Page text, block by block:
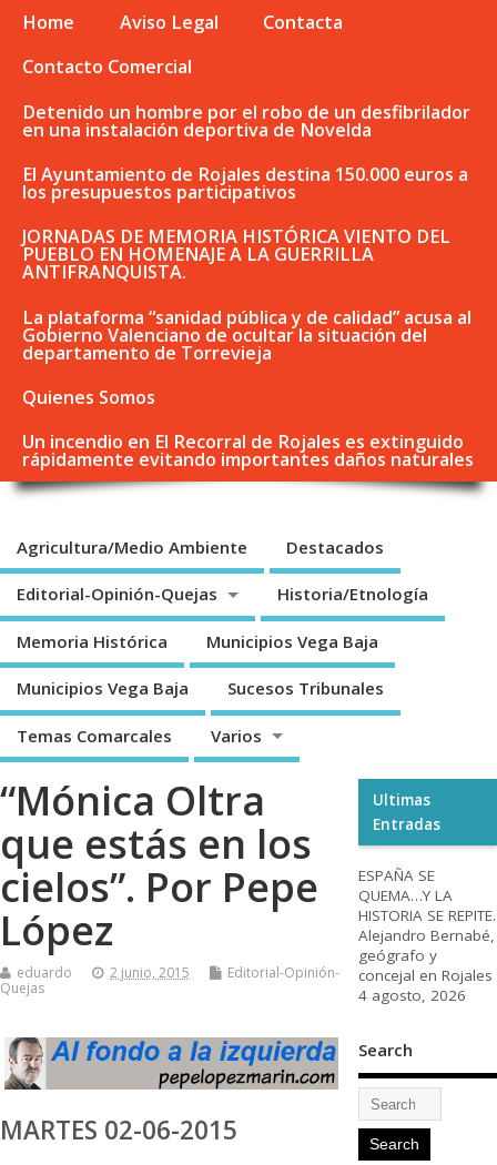
Home Aviso Legal
Contacta
Contacto Comercial
Detenido un hombre por el robo de un desfibrilador
en una instalación deportiva de Novelda
El Ayuntamiento de Rojales destina 150.000 euros a
los presupuestos participativos
JORNADAS DE MEMORIA HISTÓRICA VIENTO DEL
PUEBLO EN HOMENAJE A LA GUERRILLA
ANTIFRANQUISTA.
La plataforma “sanidad pública y de calidad” acusa al
Gobierno Valenciano de ocultar la situación del
departamento de Torrevieja
Quienes Somos
Un incendio en El Recorral de Rojales es extinguido
rápidamente evitando importantes daños naturales
Agricultura/Medio Ambiente Destacados
Editorial-Opinión-Quejas Historia/Etnología
Memoria Histórica Municipios Vega Baja
Municipios Vega Baja Sucesos Tribunales
Temas Comarcales Varios
“Mónica Oltra
que estás en los
cielos”. Por Pepe
López
eduardo 2 junio, 2015
Editorial-Opinión-
Quejas
MARTES 02-06-2015
Ultimas
Entradas
ESPAÑA SE
QUEMA…Y LA
HISTORIA SE REPITE.
Alejandro Bernabé,
geógrafo y
concejal en Rojales
4 agosto, 2026
Search